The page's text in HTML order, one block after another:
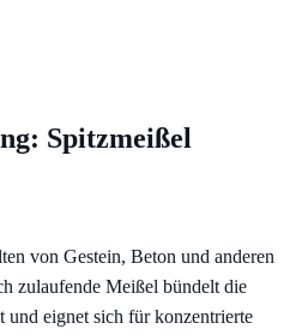
Spitzmeißel
von Gestein, Beton und anderen
zulaufende Meißel bündelt die
und eignet sich für konzentrierte